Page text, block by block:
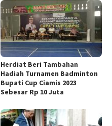
Herdiat Beri Tambahan
Hadiah Turnamen Badminton
Bupati Cup Ciamis 2023
Sebesar Rp 10 Juta